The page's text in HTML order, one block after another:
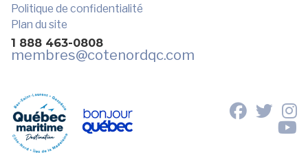
Politique de confidentialité
Plan du site
1 888 463-0808
membres@cotenordqc.com